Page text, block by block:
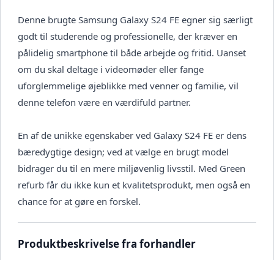
Denne brugte Samsung Galaxy S24 FE egner sig særligt
godt til studerende og professionelle, der kræver en
pålidelig smartphone til både arbejde og fritid. Uanset
om du skal deltage i videomøder eller fange
uforglemmelige øjeblikke med venner og familie, vil
denne telefon være en værdifuld partner.
En af de unikke egenskaber ved Galaxy S24 FE er dens
bæredygtige design; ved at vælge en brugt model
bidrager du til en mere miljøvenlig livsstil. Med Green
refurb får du ikke kun et kvalitetsprodukt, men også en
chance for at gøre en forskel.
Produktbeskrivelse fra forhandler